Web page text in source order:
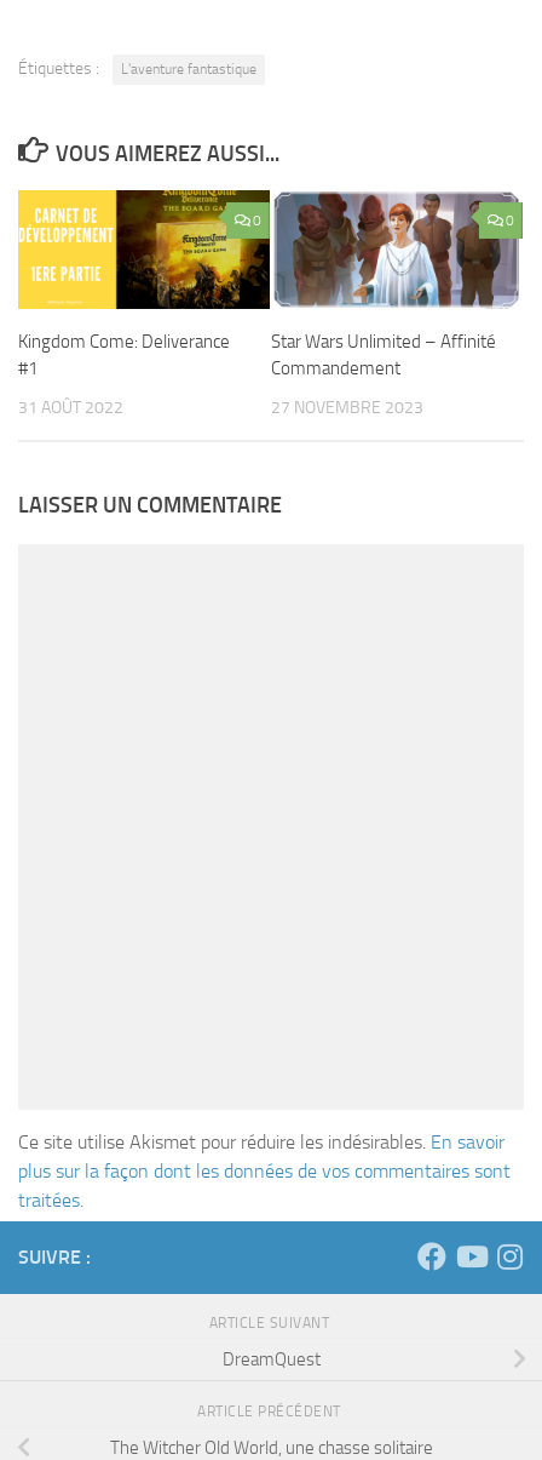
Étiquettes : L'aventure fantastique
VOUS AIMEREZ AUSSI...
0
Kingdom Come: Deliverance
#1
31 AOÛT 2022
0
Star Wars Unlimited – Affinité
Commandement
27 NOVEMBRE 2023
LAISSER UN COMMENTAIRE
Ce site utilise Akismet pour réduire les indésirables. En savoir
plus sur la façon dont les données de vos commentaires sont
traitées.
SUIVRE :
ARTICLE SUIVANT
DreamQuest
ARTICLE PRÉCÉDENT
The Witcher Old World, une chasse solitaire